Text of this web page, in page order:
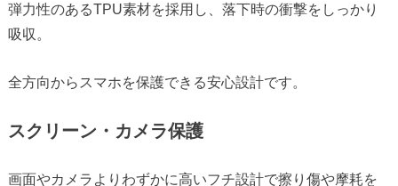
弾力性のあるTPU素材を採用し、落下時の衝撃をしっかり
吸収。
全方向からスマホを保護できる安心設計です。
スクリーン・カメラ保護
画面やカメラよりわずかに高いフチ設計で擦り傷や摩耗を